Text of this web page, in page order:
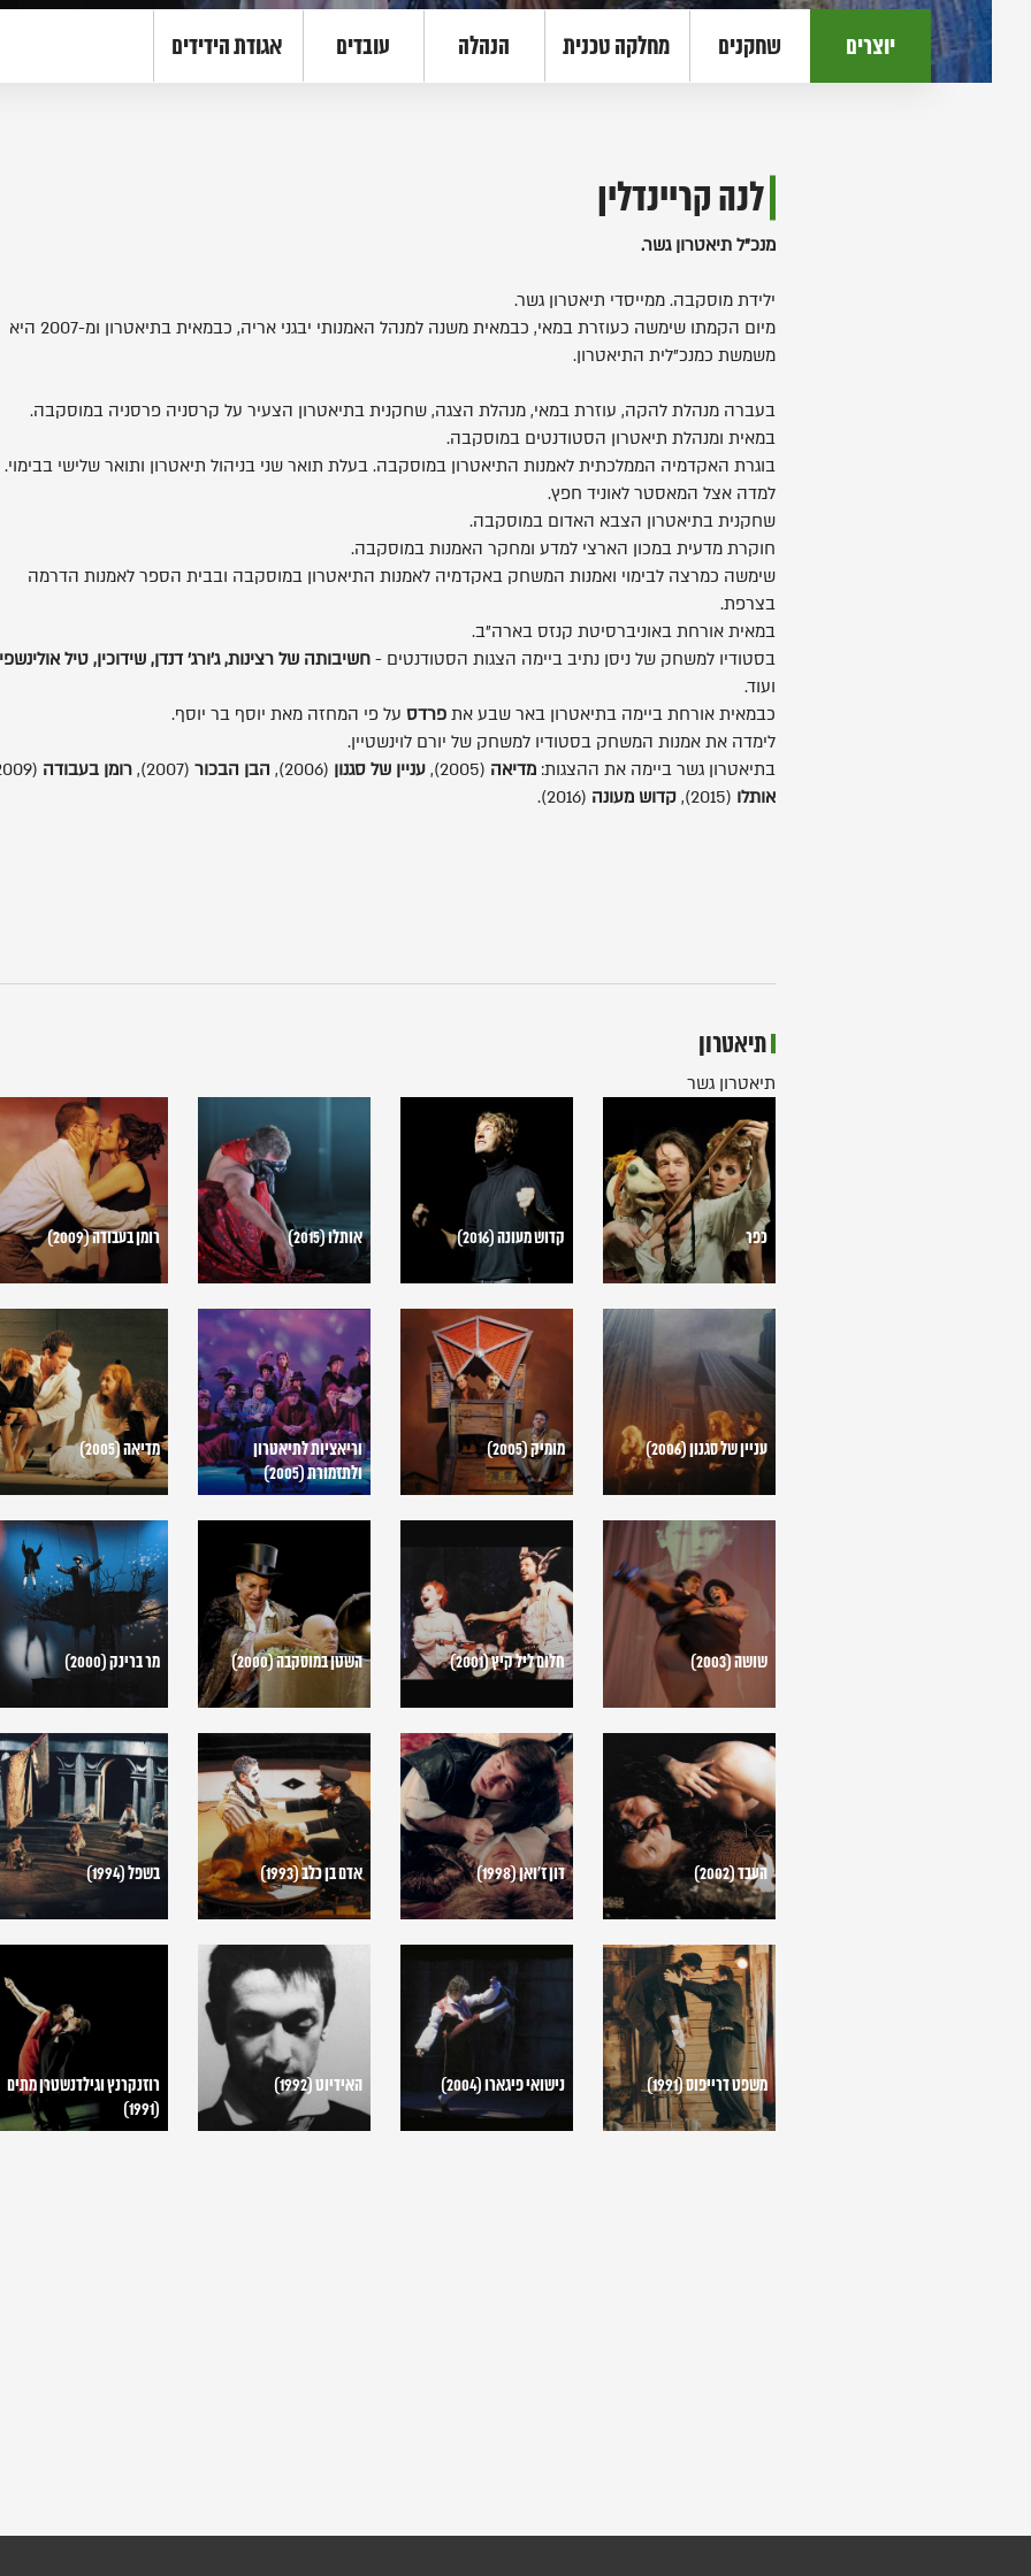
יוצרים שחקנים מחלקה טכנית הנהלה עובדים אגודת הידידים
לנה קריינדלין
מנכ"ל תיאטרון גשר.
ילידת מוסקבה. ממייסדי תיאטרון גשר.
מיום הקמתו שימשה כעוזרת במאי, כבמאית משנה למנהל האמנותי יבגני אריה, כבמאית בתיאטרון ומ-2007 היא
משמשת כמנכ"לית התיאטרון.
בעברה מנהלת להקה, עוזרת במאי, מנהלת הצגה, שחקנית בתיאטרון הצעיר על קרסניה פרסניה במוסקבה.
במאית ומנהלת תיאטרון הסטודנטים במוסקבה.
בוגרת האקדמיה הממלכתית לאמנות התיאטרון במוסקבה. בעלת תואר שני בניהול תיאטרון ותואר שלישי בבימוי.
למדה אצל המאסטר לאוניד חפץ.
שחקנית בתיאטרון הצבא האדום במוסקבה.
חוקרת מדעית במכון הארצי למדע ומחקר האמנות במוסקבה.
שימשה כמרצה לבימוי ואמנות המשחק באקדמיה לאמנות התיאטרון במוסקבה ובבית הספר לאמנות הדרמה
בצרפת.
במאית אורחת באוניברסיטת קנזס בארה"ב.
בסטודיו למשחק של ניסן נתיב ביימה הצגות הסטודנטים - חשיבותה של רצינות, ג'ורג' דנדן, שידוכין, טיל
ועוד.
כבמאית אורחת ביימה בתיאטרון באר שבע את פרדס על פי המחזה מאת יוסף בר יוסף.
לימדה את אמנות המשחק בסטודיו למשחק של יורם לוינשטיין.
בתיאטרון גשר ביימה את ההצגות: מדיאה (2005), עניין של סגנון (2006), הבן הבכור(2007), רומן בעבודה (2009),
אותלו (2015), קדוש מעונה (2016).
תיאטרון
תיאטרון גשר
כפר קדוש מעונה (2016) אותלו (2015)
בעבודה
רומן בעבודה (2009)
עניין
של
סגנון
עניין של סגנון (2006)
מומיק
מומיק (2005)
וריאציות
לתיאטרון
ולתזמורת
(2005)
וריאציות לתיאטרון
ולתזמורת (2005)
מדיאה (2005)
שושה
שושה (2003)
ליל
קיץ
חלום ליל קיץ (2001)
(2000)
השטן במוסקבה (2000)
מר
ברינק
מר ברינק (2000)
העבד
העבד (2002)
דון
ז'ואן
(1998)
דון ז'ואן (1998)
אדם
בן
כלב
אדם בן כלב (1993)
בשפל
(1994)
בשפל (1994)
משפט
דרייפוס
(1991)
משפט דרייפוס (1991)
נישואי
נישואי פיגארו (2004)
האידיוט
האידיוט (1992)
רוזנקרנץ וגילדנשטרן מתים
(1991)